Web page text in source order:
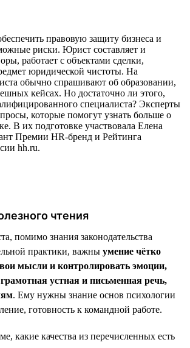
правовую защиту бизнеса и
риски. Юрист составляет и
работает с объектами сделки,
юридической чистоты. На
обычно спрашивают об образовании,
кейсах. Но достаточно ли этого,
специалиста? Эксперты
которые помогут узнать больше о
В их подготовке участвовала Елена
Премии HR-бренд и Рейтинга
hh.ru.
чтения
помимо знания законодательства
практики, важны умение чётко
мысли и контролировать эмоции,
устная и письменная речь,
. Ему нужны знание основ психологии
готовность к командной работе.
какие качества из перечисленных есть